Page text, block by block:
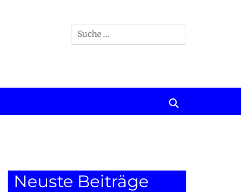
Suchen
nach:
Neuste Beiträge